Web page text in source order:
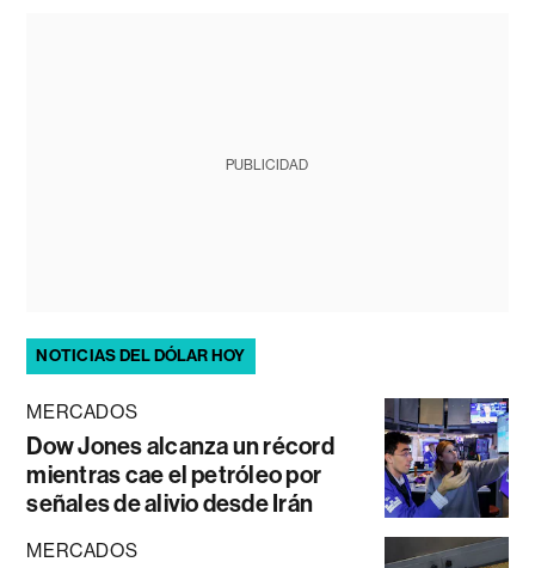
PUBLICIDAD
NOTICIAS DEL DÓLAR HOY
MERCADOS
Dow Jones alcanza un récord
mientras cae el petróleo por
señales de alivio desde Irán
MERCADOS